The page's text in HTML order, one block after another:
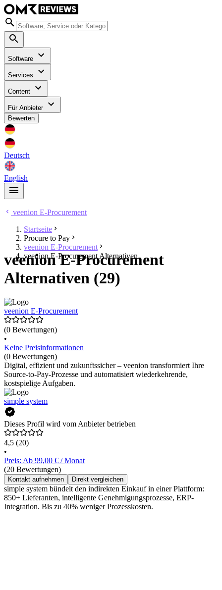
Software
Services
Content
Für Anbieter
Bewerten
Deutsch
English
veenion E-Procurement
Startseite
Procure to Pay
veenion E-Procurement
veenion E-Procurement Alternativen
veenion E-Procurement
Alternativen (29)
veenion E-Procurement
(0 Bewertungen)
•
Keine Preisinformationen
(0 Bewertungen)
Digital, effizient und zukunftssicher – veenion transformiert Ihre
Source-to-Pay-Prozesse und automatisiert wiederkehrende,
kostspielige Aufgaben.
simple system
Dieses Profil wird vom Anbieter betrieben
4,5 (20)
•
Preis: Ab 99,00 € / Monat
(20 Bewertungen)
Kontakt aufnehmen Direkt vergleichen
simple system bündelt den indirekten Einkauf in einer Plattform:
850+ Lieferanten, intelligente Genehmigungsprozesse, ERP-
Integration. Bis zu 40% weniger Prozesskosten.